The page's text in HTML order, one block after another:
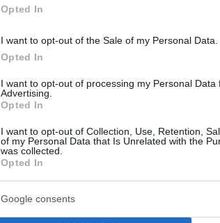
Opted In
I want to opt-out of the Sale of my Personal Data.
Opted In
I want to opt-out of processing my Personal Data
Advertising.
Opted In
I want to opt-out of Collection, Use, Retention,
of my Personal Data that Is Unrelated with the
was collected.
Opted In
Google consents